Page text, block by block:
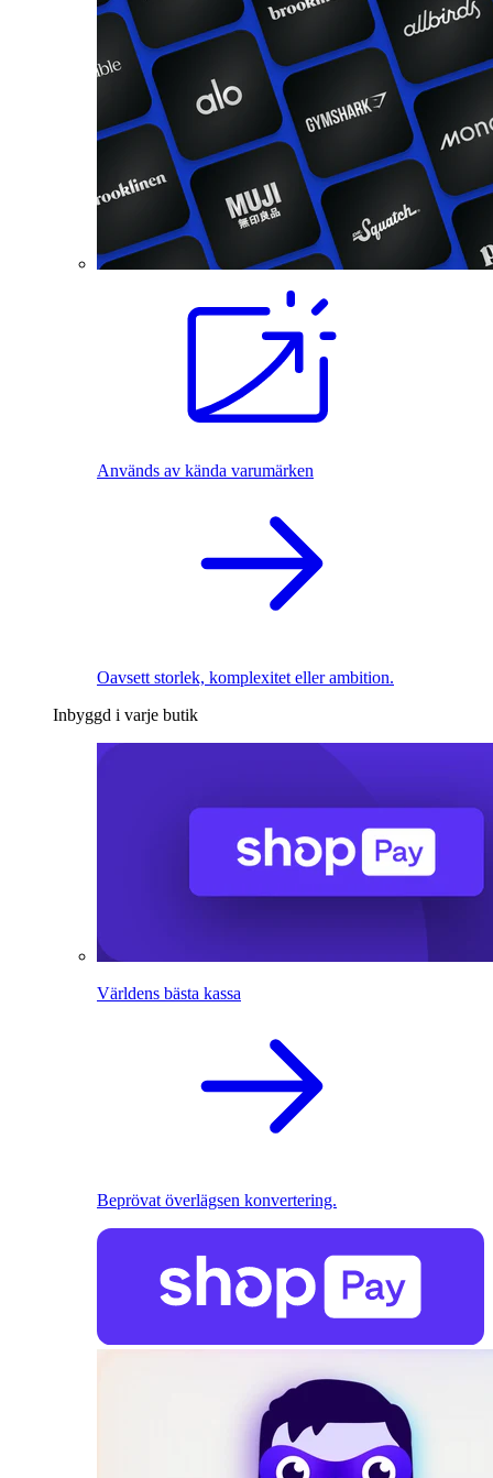
Används av kända varumärken
Oavsett storlek, komplexitet eller ambition.
Inbyggd i varje butik
Världens bästa kassa
Beprövat överlägsen konvertering.